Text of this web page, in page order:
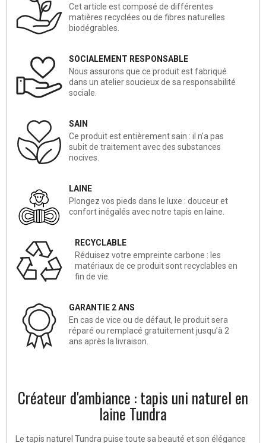
Cet article est composé de différentes
matières recyclées ou de fibres naturelles
biodégrables.
SOCIALEMENT RESPONSABLE
Nous assurons que ce produit est fabriqué
dans un atelier soucieux de sa responsabilité
sociale.
SAIN
Ce produit est entièrement sain : il n'a pas
subit de traitement avec des substances
nocives.
LAINE
Plongez vos pieds dans le luxe : douceur et
confort inégalés avec notre tapis en laine.
RECYCLABLE
Réduisez votre empreinte carbone : les
matériaux de ce produit sont recyclables en
fin de vie.
GARANTIE 2 ANS
En cas de vice ou de défaut, le produit sera
réparé ou remplacé gratuitement jusqu’à 2
ans après la livraison.
Créateur d'ambiance : tapis uni naturel en
laine Tundra
Le tapis naturel Tundra puise toute sa beauté et son élégance